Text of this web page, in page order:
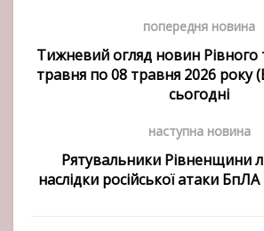
попередня новина
Тижневий огляд новин Рівного
травня по 08 травня 2026 року
сьогодні
наступна новина
Рятувальники Рівненщини
наслідки російської атаки